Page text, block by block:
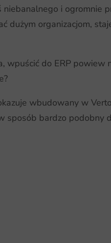
niebanalnego i ogromnie
dużym organizacjom,
wpuścić do ERP powiew
wbudowany w
sposób bardzo podobny